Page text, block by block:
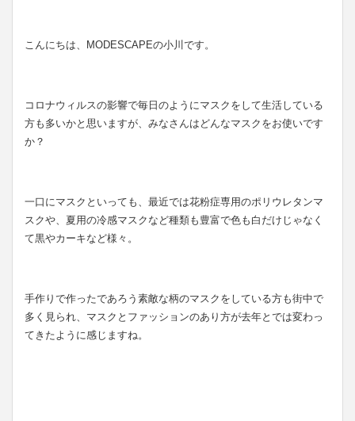
こんにちは、MODESCAPEの小川です。
コロナウィルスの影響で毎日のようにマスクをして生活している
方も多いかと思いますが、みなさんはどんなマスクをお使いです
か？
一口にマスクといっても、最近では花粉症専用のポリウレタンマ
スクや、夏用の冷感マスクなど種類も豊富で色も白だけじゃなく
て黒やカーキなど様々。
手作りで作ったであろう素敵な柄のマスクをしている方も街中で
多く見られ、マスクとファッションのあり方が去年とでは変わっ
てきたように感じますね。